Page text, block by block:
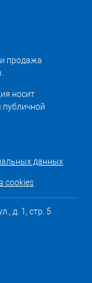
продажа
носит
публичной
данных
cookies
д. 1, стр. 5